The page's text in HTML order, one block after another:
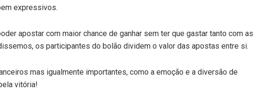
expressivos.
apostar com maior chance de ganhar sem ter que gastar tanto com as
os participantes do bolão dividem o valor das apostas entre si.
mas igualmente importantes, como a emoção e a diversão de
vitória!